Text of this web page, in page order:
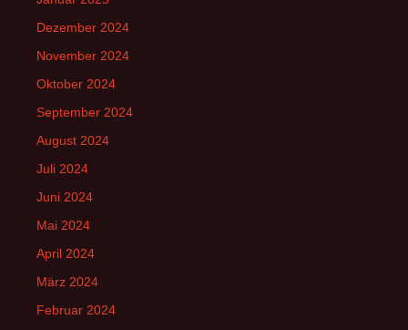
Dezember 2024
November 2024
Oktober 2024
September 2024
August 2024
Juli 2024
Juni 2024
Mai 2024
April 2024
März 2024
Februar 2024